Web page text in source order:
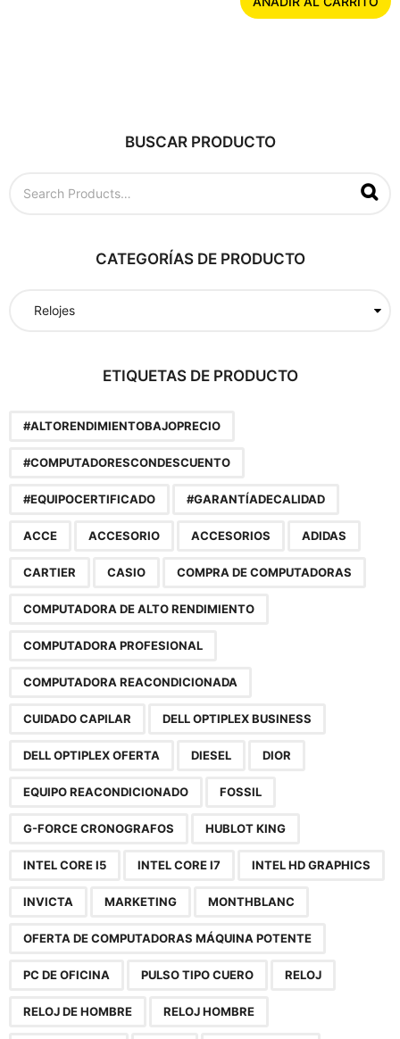
BUSCAR PRODUCTO
CATEGORÍAS DE PRODUCTO
ETIQUETAS DE PRODUCTO
#ALTORENDIMIENTOBAJOPRECIO
#COMPUTADORESCONDESCUENTO
#EQUIPOCERTIFICADO #GARANTÍADECALIDAD
ACCE ACCESORIO ACCESORIOS ADIDAS
CARTIER CASIO COMPRA DE COMPUTADORAS
COMPUTADORA DE ALTO RENDIMIENTO
COMPUTADORA PROFESIONAL
COMPUTADORA REACONDICIONADA
CUIDADO CAPILAR DELL OPTIPLEX BUSINESS
DELL OPTIPLEX OFERTA DIESEL DIOR
EQUIPO REACONDICIONADO FOSSIL
G-FORCE CRONOGRAFOS HUBLOT KING
INTEL CORE I5 INTEL CORE I7 INTEL HD GRAPHICS
INVICTA MARKETING MONTHBLANC
OFERTA DE COMPUTADORAS MÁQUINA POTENTE
PC DE OFICINA PULSO TIPO CUERO RELOJ
RELOJ DE HOMBRE RELOJ HOMBRE